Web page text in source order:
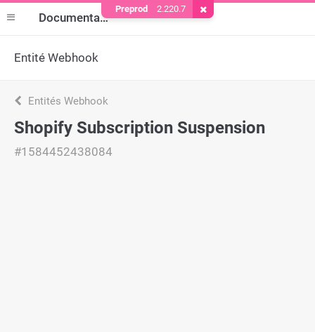
Documentation
Entité Webhook
Entités Webhook
Shopify Subscription Suspension
#1584452438084
Preprod 2.220.7 Supprimer le cookie